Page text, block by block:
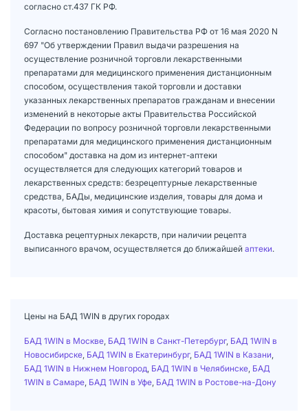
согласно ст.437 ГК РФ.
Согласно постановлению Правительства РФ от 16 мая 2020 N
697 "Об утверждении Правил выдачи разрешения на
осуществление розничной торговли лекарственными
препаратами для медицинского применения дистанционным
способом, осуществления такой торговли и доставки
указанных лекарственных препаратов гражданам и внесении
изменений в некоторые акты Правительства Российской
Федерации по вопросу розничной торговли лекарственными
препаратами для медицинского применения дистанционным
способом" доставка на дом из интернет-аптеки
осуществляется для следующих категорий товаров и
лекарственных средств: безрецептурные лекарственные
средства, БАДы, медицинские изделия, товары для дома и
красоты, бытовая химия и сопутствующие товары.
Доставка рецептурных лекарств, при наличии рецепта
выписанного врачом, осуществляется до ближайшей аптеки.
Цены на БАД 1WIN в других городах
БАД 1WIN в Москве БАД 1WIN в Санкт-Петербург, БАД 1WIN в
Новосибирске БАД 1WIN в Екатеринбург, БАД 1WIN в Казани
БАД 1WIN в Нижнем Новгород БАД 1WIN в Челябинске БАД
1WIN в Самаре БАД 1WIN в Уфе БАД 1WIN в Ростове-на-Дону